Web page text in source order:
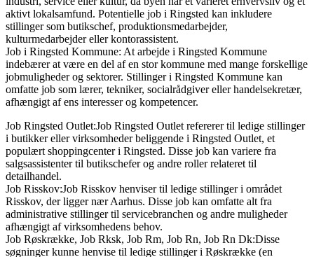
aktivt lokalsamfund. Potentielle job i Ringsted kan inkludere
stillinger som butikschef, produktionsmedarbejder,
kulturmedarbejder eller kontorassistent.
Job i Ringsted Kommune: At arbejde i Ringsted Kommune
indebærer at være en del af en stor kommune med mange forskellige
jobmuligheder og sektorer. Stillinger i Ringsted Kommune kan
omfatte job som lærer, tekniker, socialrådgiver eller handelsekretær,
afhængigt af ens interesser og kompetencer.
Job Ringsted Outlet:Job Ringsted Outlet refererer til ledige stillinger
i butikker eller virksomheder beliggende i Ringsted Outlet, et
populært shoppingcenter i Ringsted. Disse job kan variere fra
salgsassistenter til butikschefer og andre roller relateret til
detailhandel.
Job Risskov:Job Risskov henviser til ledige stillinger i området
Risskov, der ligger nær Aarhus. Disse job kan omfatte alt fra
administrative stillinger til servicebranchen og andre muligheder
afhængigt af virksomhedens behov.
Job Røskrække, Job Rksk, Job Rm, Job Rn, Job Rn Dk:Disse
søgninger kunne henvise til ledige stillinger i Røskrække (en